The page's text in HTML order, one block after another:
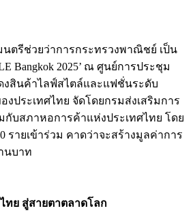
ตรีช่วยว่าการกระทรวงพาณิชย์ เป็น
Bangkok 2025’ ณ ศูนย์การประชุม
งสินค้าไลฟ์สไตล์และแฟชั่นระดับ
ประเทศไทย จัดโดยกรมส่งเสริมการ
กับสภาหอการค้าแห่งประเทศไทย โดย
รายเข้าร่วม คาดว่าจะสร้างมูลค่าการ
นบาท
ทย สู่สายตาตลาดโลก